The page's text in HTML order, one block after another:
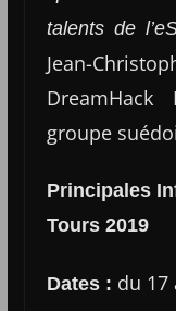
talents de
Jean-
groupe
Principales
Tours 2019
Dates : du 17